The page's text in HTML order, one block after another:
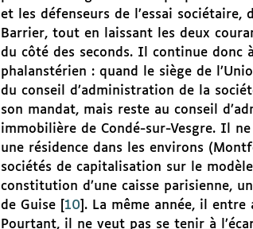
et les défenseurs de l’essai
Barrier, tout en laissant les deux
du côté des seconds. Il continue donc
phalanstérien : quand le siège de
du conseil d’administration de la
son mandat, mais reste au conseil
immobilière de Condé-sur-Vesgre. Il
une résidence dans les environs
sociétés de capitalisation sur le
constitution d’une caisse parisienne,
de Guise[ 10 . La même année, il entre
Pourtant, il ne veut pas se tenir à